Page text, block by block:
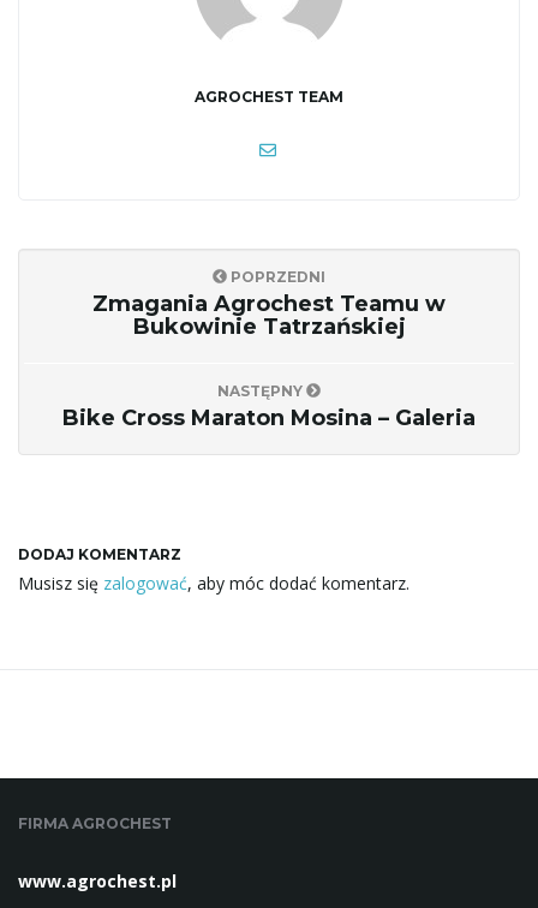
AGROCHEST TEAM
POPRZEDNI
Zmagania Agrochest Teamu w
Bukowinie Tatrzańskiej
NASTĘPNY
Bike Cross Maraton Mosina – Galeria
DODAJ KOMENTARZ
Musisz się zalogować, aby móc dodać komentarz.
FIRMA AGROCHEST
www.agrochest.pl